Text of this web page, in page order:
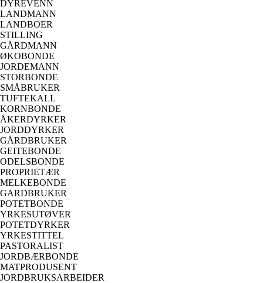
DYREVENN
LANDMANN
LANDBOER
STILLING
GÅRDMANN
ØKOBONDE
JORDEMANN
STORBONDE
SMÅBRUKER
TUFTEKALL
KORNBONDE
ÅKERDYRKER
JORDDYRKER
GÅRDBRUKER
GEITEBONDE
ODELSBONDE
PROPRIETÆR
MELKEBONDE
GARDBRUKER
POTETBONDE
YRKESUTØVER
POTETDYRKER
YRKESTITTEL
PASTORALIST
JORDBÆRBONDE
MATPRODUSENT
JORDBRUKSARBEIDER